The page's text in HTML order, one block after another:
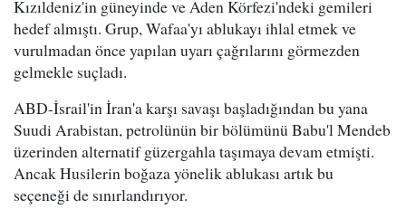
Kızıldeniz'in güneyinde ve Aden Körfezi'ndeki gemileri
hedef almıştı. Grup, Wafaa'yı ablukayı ihlal etmek ve
vurulmadan önce yapılan uyarı çağrılarını görmezden
gelmekle suçladı.
ABD-İsrail'in İran'a karşı savaşı başladığından bu yana
Suudi Arabistan, petrolünün bir bölümünü Babu'l Mendeb
üzerinden alternatif güzergahla taşımaya devam etmişti.
Ancak Husilerin boğaza yönelik ablukası artık bu
seçeneği de sınırlandırıyor.